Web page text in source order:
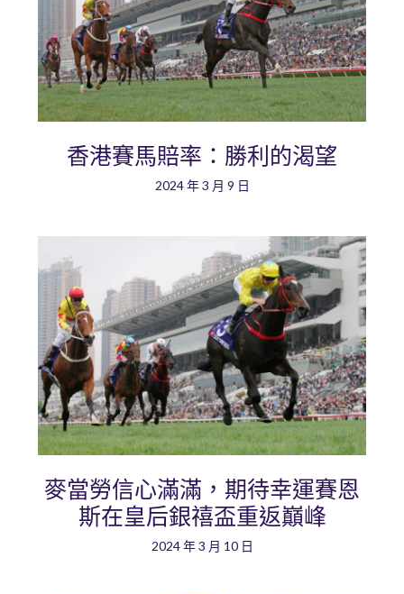
香港賽馬賠率：勝利的渴望
2024 年 3 月 9 日
麥當勞信心滿滿，期待幸運賽恩
斯在皇后銀禧盃重返巔峰
2024 年 3 月 10 日